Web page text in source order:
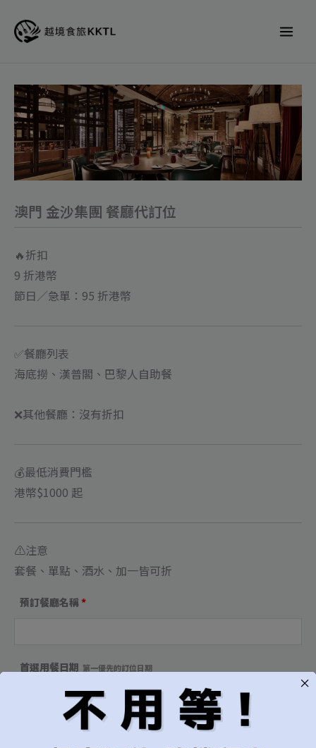
澳門 金沙集團 餐廳代訂位
🔥折扣
9 折港幣
節日／急單：95 折港幣
✅餐廳列表
海底撈、漢普閣、巴黎人自助餐
❌其他餐廳：沒有折扣
💰最低消費門檻
港幣$1000 起
⚠️注意
套餐、單點、酒水、加一皆可折
預訂餐廳名稱*
首選用餐日期 第一優先的訂位日期
可接受的預訂範圍 建議"當週"以上較易成功訂位
澳
門
金
沙
集
餐
訂
位